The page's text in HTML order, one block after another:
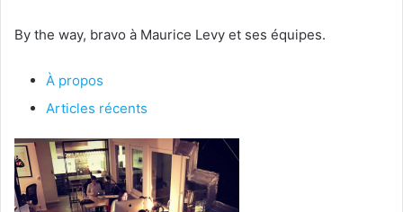
By the way, bravo à Maurice Levy et ses équipes.
À propos
Articles récents